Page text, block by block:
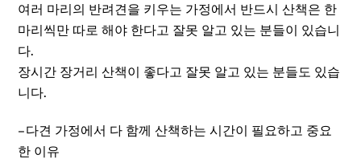
여러 마리의 반려견을 키우는 가정에서 반드시 산책은 한
마리씩만 따로 해야 한다고 잘못 알고 있는 분들이 있습니
다.
장시간 장거리 산책이 좋다고 잘못 알고 있는 분들도 있습
니다.
– 다견 가정에서 다 함께 산책하는 시간이 필요하고 중요
한 이유